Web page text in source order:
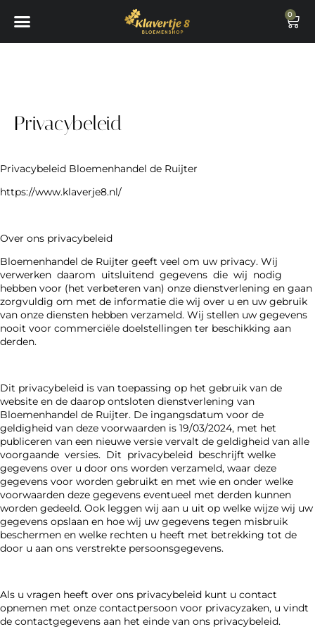
0
Privacybeleid
Privacybeleid Bloemenhandel de Ruijter
https://www.klaverje8.nl/
Over ons privacybeleid
Bloemenhandel de Ruijter geeft veel om uw privacy. Wij
verwerken daarom uitsluitend gegevens die wij nodig
hebben voor (het verbeteren van) onze dienstverlening en gaan
zorgvuldig om met de informatie die wij over u en uw gebruik
van onze diensten hebben verzameld. Wij stellen uw gegevens
nooit voor commerciële doelstellingen ter beschikking aan
derden.
Dit privacybeleid is van toepassing op het gebruik van de
website en de daarop ontsloten dienstverlening van
Bloemenhandel de Ruijter. De ingangsdatum voor de
geldigheid van deze voorwaarden is 19/03/2024, met het
publiceren van een nieuwe versie vervalt de geldigheid van alle
voorgaande versies. Dit privacybeleid beschrijft welke
gegevens over u door ons worden verzameld, waar deze
gegevens voor worden gebruikt en met wie en onder welke
voorwaarden deze gegevens eventueel met derden kunnen
worden gedeeld. Ook leggen wij aan u uit op welke wijze wij uw
gegevens opslaan en hoe wij uw gegevens tegen misbruik
beschermen en welke rechten u heeft met betrekking tot de
door u aan ons verstrekte persoonsgegevens.
Als u vragen heeft over ons privacybeleid kunt u contact
opnemen met onze contactpersoon voor privacyzaken, u vindt
de contactgegevens aan het einde van ons privacybeleid.